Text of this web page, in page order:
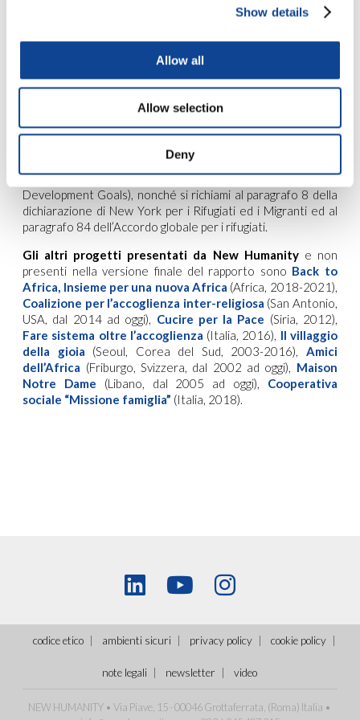
Show details
Allow all
Allow selection
Deny
documentari sulle storie dei migranti realizzati dai giovani
coinvolti nel progetto abbia permesso di dare maggiore
diffusione a livello europeo ed internazionale delle storie e
vicissitudini dei rifugiati, contribuendo così ad “eliminare ogni
forma di discriminazione e promuovere un dibattito pubblico
basato su dati di fatto oggettivi per raffigurare il fenomeno
migratorio”, così come previsto in particolare all’Obiettivo 17
Il rapporto mette inoltre in evidenza
come il Progetto Host-Spot contribuisca direttamente al
raggiungimento dell’Obiettivo 16 degli SDGs (Sustainable
Development Goals), nonché si richiami al paragrafo 8 della
dichiarazione di New York per i Rifugiati ed i Migranti ed al
paragrafo 84 dell’Accordo globale per i rifugiati.
Gli altri progetti presentati da New Humanitye non
presenti nella versione finale del rapporto sono Back to
Africa, Insieme per una nuova Africa (Africa, 2018-2021),
Coalizione per l’accoglienza inter-religiosa (San Antonio,
USA, dal 2014 ad oggi), Cucire per la Pace (Siria, 2012),
Fare sistema oltre l’accoglienza (Italia, 2016), Il villaggio
della gioia (Seoul, Corea del Sud, 2003-2016), Amici
dell’Africa (Friburgo, Svizzera, dal 2002 ad oggi), Maison
Notre Dame (Libano, dal 2005 ad oggi), Cooperativa
sociale “Missione famiglia” (Italia, 2018).
codice etico ambienti sicuri privacy policy cookie policy
note legali newsletter video
NEW HUMANITY • Via Piave, 15 - 00046 Grottaferrata, (Roma) Italia •